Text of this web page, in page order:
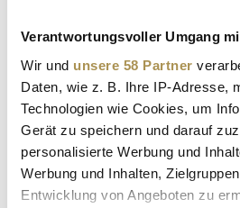
Verantwortungsvoller Umgang
Wir und unsere 58 Partner
Daten, wie z. B. Ihre IP-Adresse,
Technologien wie Cookies, um
Gerät zu speichern und darauf
personalisierte Werbung und
Werbung und Inhalten,
Entwicklung von Angeboten zu